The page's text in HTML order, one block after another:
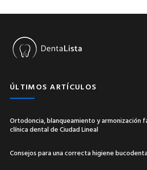
ÚLTIMOS ARTÍCULOS
Ortodoncia, blanqueamiento y armonización
clínica dental de Ciudad Lineal
Consejos para una correcta higiene